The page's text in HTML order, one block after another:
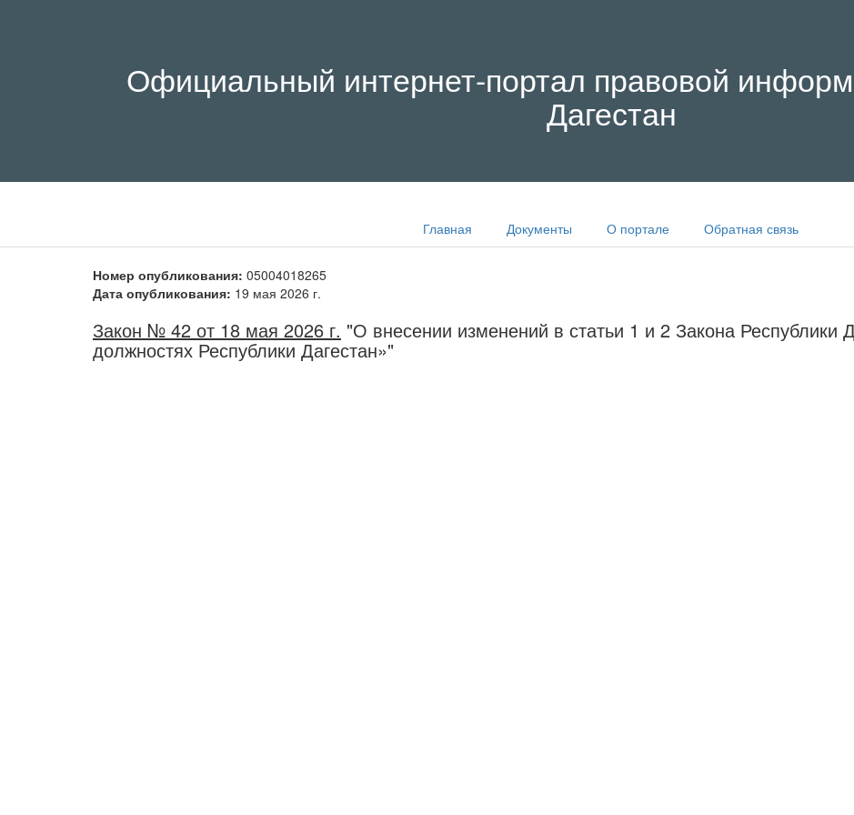
Официальный интернет-портал правовой
Дагестан
Главная Документы О портале Обратная связь
Номер опубликования: 05004018265
Дата опубликования: 19 мая 2026 г.
Закон № 42 от 18 мая 2026 г. "О внесении изменений в статьи 1 и 2 Закона Республики
должностях Республики Дагестан»"